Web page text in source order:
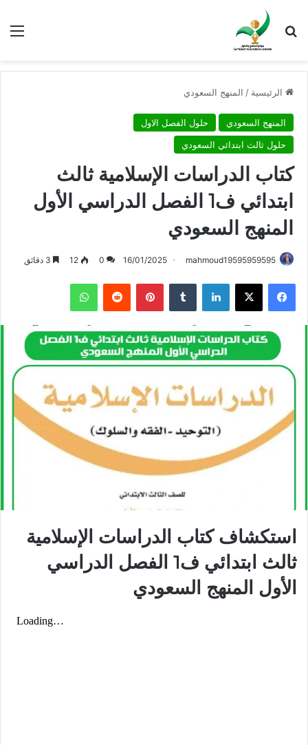
بحث عن
الرئيسية / المنهج السعودي
المنهج السعودي
حلول الفصل الاول
حلول ثالث ابتدائي السعودي
كتاب الدراسات الإسلامية ثالث
ابتدائي ف1 الفصل الدراسي الأول
المنهج السعودي
mahmoud19595959595
16/01/2025
0
12
فيسبوك X لينكدإن بينتيريست واتساب
استكشاف كتاب الدراسات الإسلامية
ثالث ابتدائي ف1 الفصل الدراسي
الأول المنهج السعودي